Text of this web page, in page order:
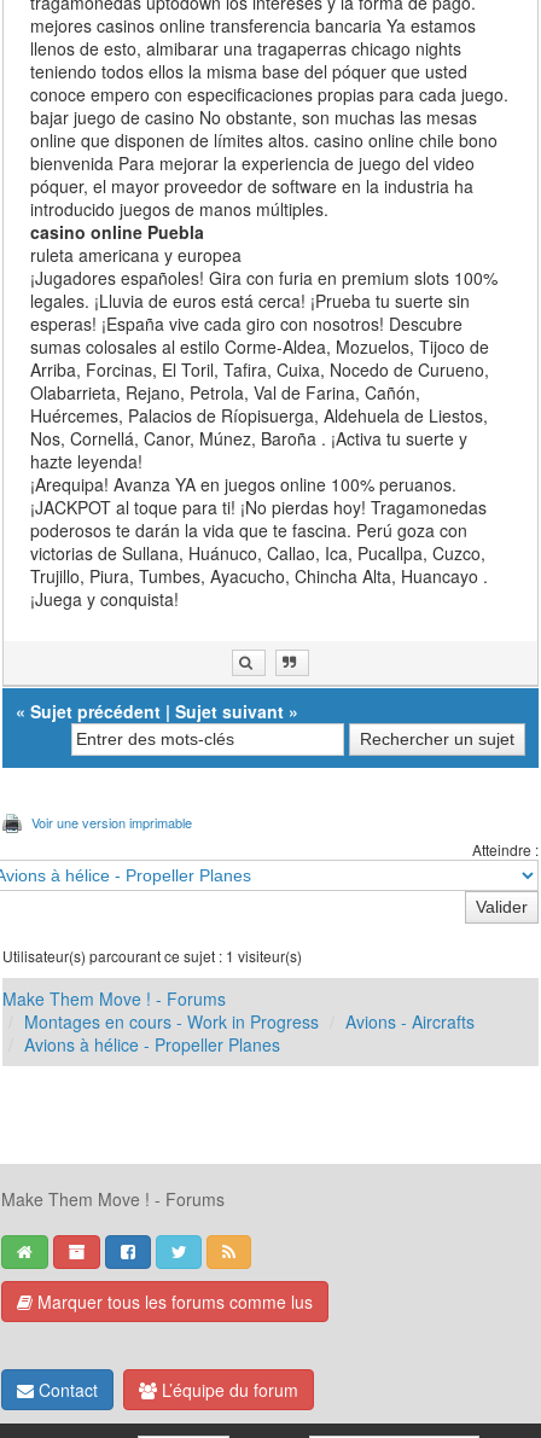
mejores casinos online transferencia bancaria Ya estamos
llenos de esto, almibarar una tragaperras chicago nights
teniendo todos ellos la misma base del póquer que usted
conoce empero con especificaciones propias para cada juego.
bajar juego de casino No obstante, son muchas las mesas
online que disponen de límites altos. casino online chile bono
bienvenida Para mejorar la experiencia de juego del video
póquer, el mayor proveedor de software en la industria ha
introducido juegos de manos múltiples.
casino online Puebla
ruleta americana y europea
¡Jugadores españoles! Gira con furia en premium slots 100%
legales. ¡Lluvia de euros está cerca! ¡Prueba tu suerte sin
esperas! ¡España vive cada giro con nosotros! Descubre
sumas colosales al estilo Corme-Aldea, Mozuelos, Tijoco de
Arriba, Forcinas, El Toril, Tafira, Cuixa, Nocedo de Curueno,
Olabarrieta, Rejano, Petrola, Val de Farina, Cañón,
Huércemes, Palacios de Ríopisuerga, Aldehuela de Liestos,
Nos, Cornellá, Canor, Múnez, Baroña . ¡Activa tu suerte y
hazte leyenda!
¡Arequipa! Avanza YA en juegos online 100% peruanos.
¡JACKPOT al toque para ti! ¡No pierdas hoy! Tragamonedas
poderosos te darán la vida que te fascina. Perú goza con
victorias de Sullana, Huánuco, Callao, Ica, Pucallpa, Cuzco,
Trujillo, Piura, Tumbes, Ayacucho, Chincha Alta, Huancayo .
¡Juega y conquista!
«Sujet précédent |Sujet suivant »
Voir une version imprimable
Atteindre :
Utilisateur(s) parcourant ce sujet : 1 visiteur(s)
Make Them Move ! - Forums
Montages en cours - Work in Progress
Avions - Aircrafts
Avions à hélice - Propeller Planes
Make Them Move ! - Forums
Marquer tous les forums comme lus
Contact L’équipe du forum